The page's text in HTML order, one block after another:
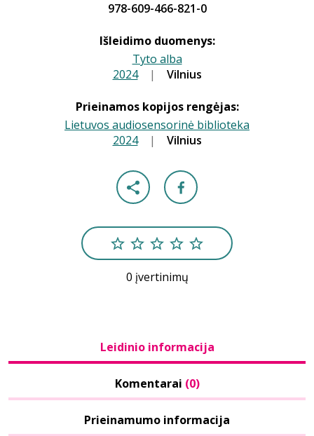
978-609-466-821-0
Išleidimo duomenys:
Tyto alba
2024 | Vilnius
Prieinamos kopijos rengėjas:
Lietuvos audiosensorinė biblioteka
2024 | Vilnius
0 įvertinimų
Leidinio informacija
Komentarai (0)
Prieinamumo informacija